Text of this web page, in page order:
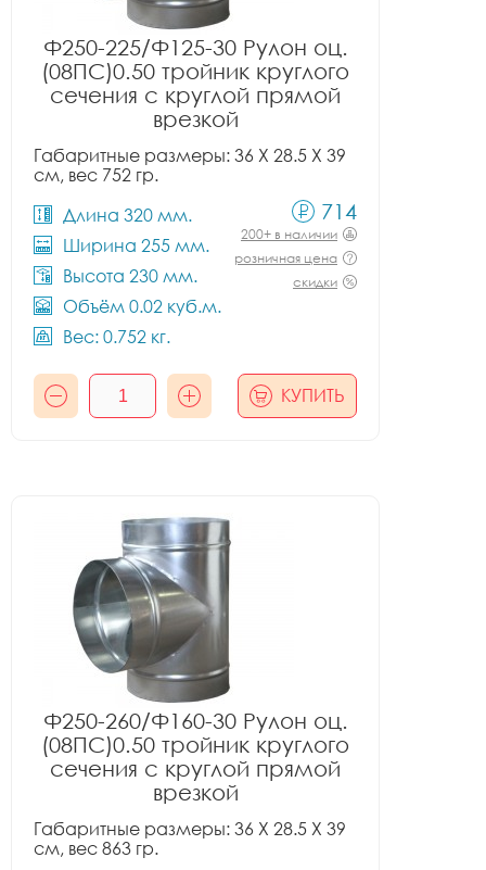
Ф250-225/Ф125-30 Рулон оц.
(08ПС)0.50 тройник круглого
сечения с круглой прямой
врезкой
Габаритные размеры: 36 X 28.5 X 39
см, вес 752 гр.
Длина 320 мм.
Ширина 255 мм.
Высота 230 мм.
Объём 0.02 куб.м.
Вес: 0.752 кг.
714
200+ в наличии
розничная цена
скидки
КУПИТЬ
Ф250-260/Ф160-30 Рулон оц.
(08ПС)0.50 тройник круглого
сечения с круглой прямой
врезкой
Габаритные размеры: 36 X 28.5 X 39
см, вес 863 гр.